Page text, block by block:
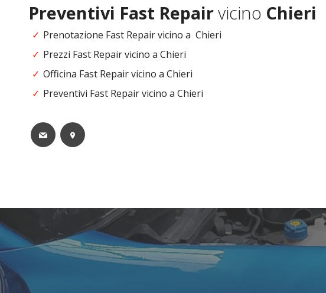
Preventivi Fast Repairvicino Chieri
Prenotazione Fast Repair vicino a Chieri
Prezzi Fast Repair vicino a Chieri
Officina Fast Repair vicino a Chieri
Preventivi Fast Repair vicino a Chieri